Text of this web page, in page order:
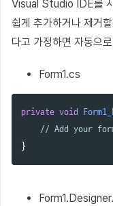
Visual Studio IDE를
쉽게 추가하거나 제거
다고 가정하면 자동으
Form1.cs
private void
// Add your
}